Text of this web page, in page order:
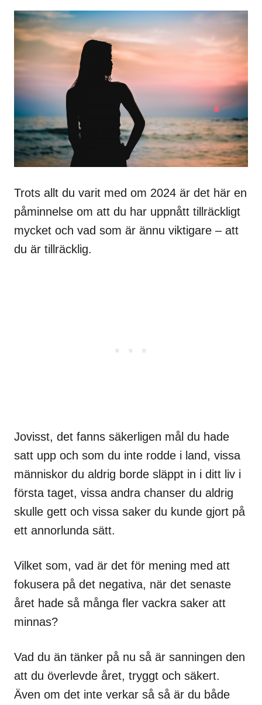
Trots allt du varit med om 2024 är det här en
påminnelse om att du har uppnått tillräckligt
mycket och vad som är ännu viktigare – att
du är tillräcklig.
Jovisst, det fanns säkerligen mål du hade
satt upp och som du inte rodde i land, vissa
människor du aldrig borde släppt in i ditt liv i
första taget, vissa andra chanser du aldrig
skulle gett och vissa saker du kunde gjort på
ett annorlunda sätt.
Vilket som, vad är det för mening med att
fokusera på det negativa, när det senaste
året hade så många fler vackra saker att
minnas?
Vad du än tänker på nu så är sanningen den
att du överlevde året, tryggt och säkert.
Även om det inte verkar så så är du både